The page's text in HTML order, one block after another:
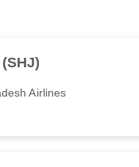
Airlines